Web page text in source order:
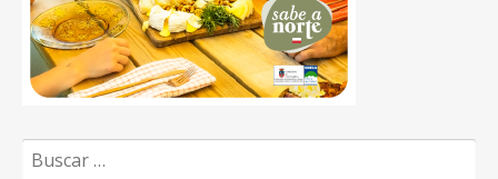
Buscar: